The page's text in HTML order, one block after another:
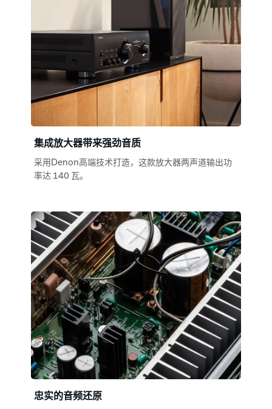
集成放大器带来强劲音质
采用Denon高端技术打造，这款放大器两声道输出功
率达 140 瓦。
忠实的音频还原